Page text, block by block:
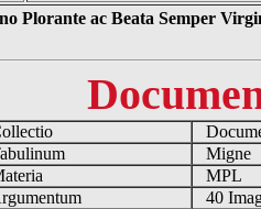
Plorante ac Beata Semper
Migne
MPL
40